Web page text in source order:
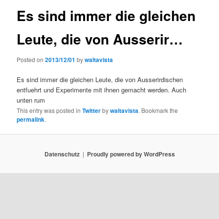
Es sind immer die gleichen
Leute, die von Ausserir…
Posted on2013/12/01 bywaltavista
Es sind immer die gleichen Leute, die von Ausserirdischen
entfuehrt und Experimente mit ihnen gemacht werden. Auch
unten rum
This entry was posted inTwitterbywaltavista. Bookmark the
permalink.
Datenschutz Proudly powered by WordPress